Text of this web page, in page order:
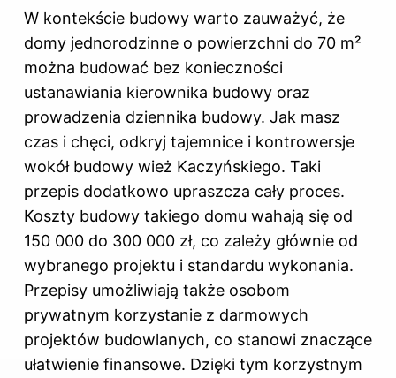
W kontekście budowy warto zauważyć, że
domy jednorodzinne o powierzchni do 70 m²
można budować bez konieczności
ustanawiania kierownika budowy oraz
prowadzenia dziennika budowy. Jak masz
czas i chęci, odkryj tajemnice i kontrowersje
wokół budowy wież Kaczyńskiego. Taki
przepis dodatkowo upraszcza cały proces.
Koszty budowy takiego domu wahają się od
150 000 do 300 000 zł, co zależy głównie od
wybranego projektu i standardu wykonania.
Przepisy umożliwiają także osobom
prywatnym korzystanie z darmowych
projektów budowlanych, co stanowi znaczące
ułatwienie finansowe. Dzięki tym korzystnym